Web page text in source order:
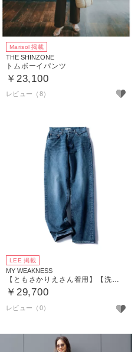
Marisol 掲載
THE SHINZONE
トムボーイパンツ
￥23,100
レビュー（8）
LEE 掲載
MY WEAKNESS
【ともさかりえさん着用】【洗える】Ruth Jeans （デニムパンツ）
￥29,700